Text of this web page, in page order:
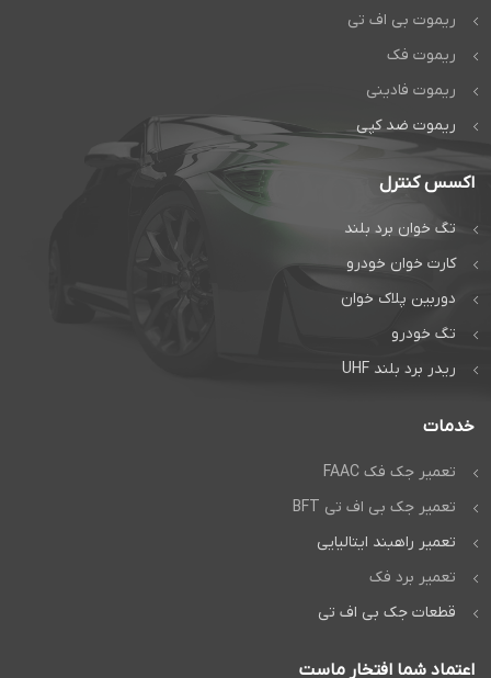
ریموت بی اف تی
ریموت فک
ریموت فادینی
ریموت ضد کپی
اکسس کنترل
تگ خوان برد بلند
کارت خوان خودرو
دوربین پلاک خوان
تگ خودرو
ریدر برد بلند UHF
خدمات
تعمیر جک فک FAAC
تعمیر جک بی اف تی BFT
تعمیر راهبند ایتالیایی
تعمیر برد فک
قطعات جک بی اف تی
اعتماد شما افتخار ماست